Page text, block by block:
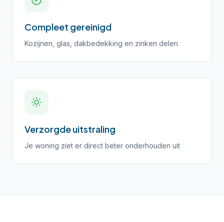
Compleet gereinigd
Kozijnen, glas, dakbedekking en zinken delen
Verzorgde uitstraling
Je woning ziet er direct beter onderhouden uit